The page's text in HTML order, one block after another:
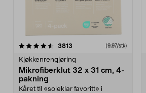
3813 anmeldelser(9,97/stk)
Kjøkkenrengjøring
Mikrofiberklut 32 x 31 cm, 4-
pakning
Kåret til «soleklar favoritt» i
4.5av 5 stjerner